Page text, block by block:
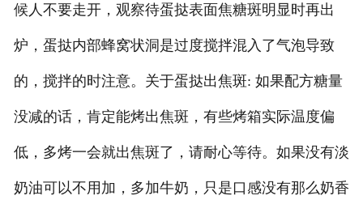
候人不要走开，观察待蛋挞表面焦糖斑明显时再出
炉，蛋挞内部蜂窝状洞是过度搅拌混入了气泡导致
的，搅拌的时注意。关于蛋挞出焦斑: 如果配方糖量
没减的话，肯定能烤出焦斑，有些烤箱实际温度偏
低，多烤一会就出焦斑了，请耐心等待。如果没有淡
奶油可以不用加，多加牛奶，只是口感没有那么奶香